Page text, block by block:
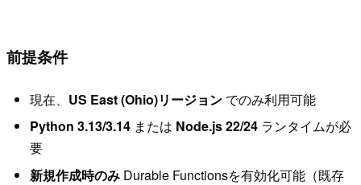
前提条件
現在、 US East (Ohio)リージョンでのみ利用可能
Python 3.13/3.14または Node.js 22/24ランタイムが必
要
新規作成時のみDurable Functionsを有効化可能（既存